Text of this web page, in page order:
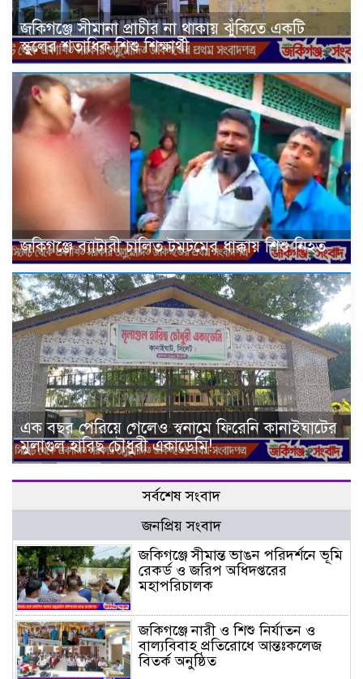
জকিগঞ্জে সীমানা প্রাচীর না থাকায় ঝুঁকিতে একটি
স্কুলের শতাধিক শিশু শিক্ষার্থী
জকিগঞ্জে ব্যাটারী চালিত টমটমের ধাক্কায় শিশু নিহত
এক বছর পেরিয়ে গেলেও স্বনামে ফিরেনি কানাইঘাটের
মুলাগুল হারিছ চৌধুরী একাডেমি!
সর্বশেষ সংবাদ
জনপ্রিয় সংবাদ
জকিগঞ্জে সীমান্ত ভাঙন পরিদর্শনে ভূমি
রেকর্ড ও জরিপ অধিদপ্তরের
মহাপরিচালক
জকিগঞ্জে নারী ও শিশু নির্যাতন ও
বাল্যবিবাহ প্রতিরোধে আন্তঃকলেজ
বিতর্ক অনুষ্ঠিত